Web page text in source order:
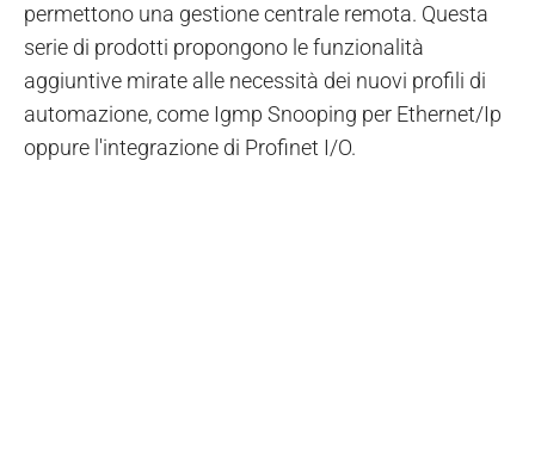
permettono una gestione centrale remota. Questa
serie di prodotti propongono le funzionalità
aggiuntive mirate alle necessità dei nuovi profili di
automazione, come Igmp Snooping per Ethernet/Ip
oppure l'integrazione di Profinet I/O.